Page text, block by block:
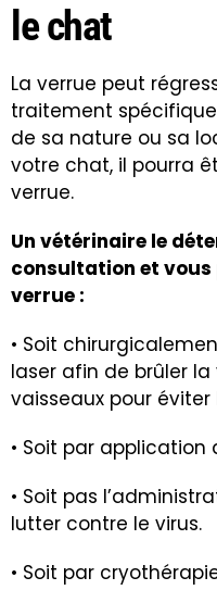
le chat
La verrue peut
traitement
de sa nature ou sa
votre chat, il pourra
verrue.
Un vétérinaire le
consultation et vous
verrue :
• Soit
laser afin de brûler
vaisseaux pour
• Soit par
• Soit pas
lutter contre le virus.
• Soit par